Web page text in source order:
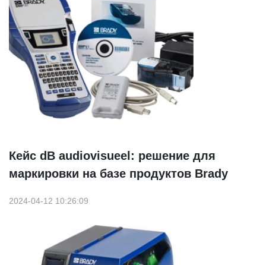
Кейс dB audiovisueel: решение для
маркировки на базе продуктов Brady
2024-04-12 10:26:09